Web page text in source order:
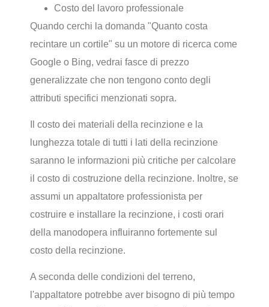
Costo del lavoro professionale
Quando cerchi la domanda "Quanto costa
recintare un cortile" su un motore di ricerca come
Google o Bing, vedrai fasce di prezzo
generalizzate che non tengono conto degli
attributi specifici menzionati sopra.
Il costo dei materiali della recinzione e la
lunghezza totale di tutti i lati della recinzione
saranno le informazioni più critiche per calcolare
il costo di costruzione della recinzione. Inoltre, se
assumi un appaltatore professionista per
costruire e installare la recinzione, i costi orari
della manodopera influiranno fortemente sul
costo della recinzione.
A seconda delle condizioni del terreno,
l'appaltatore potrebbe aver bisogno di più tempo